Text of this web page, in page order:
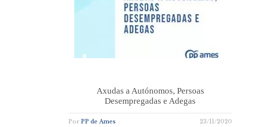
Axudas a Autónomos, Persoas
Desempregadas e Adegas
Por PP de Ames 23/11/2020